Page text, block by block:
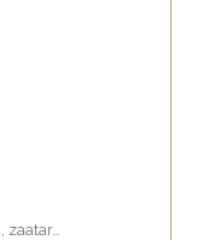
zaatar…